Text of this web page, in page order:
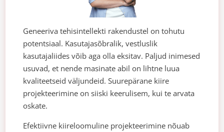
Geneeriva tehisintellekti rakendustel on tohutu
potentsiaal. Kasutajasõbralik, vestluslik
kasutajaliides võib aga olla eksitav. Paljud inimesed
usuvad, et nende masinate abil on lihtne luua
kvaliteetseid väljundeid. Suurepärane kiire
projekteerimine on siiski keerulisem, kui te arvata
oskate.
Efektiivne kiireloomuline projekteerimine nõuab